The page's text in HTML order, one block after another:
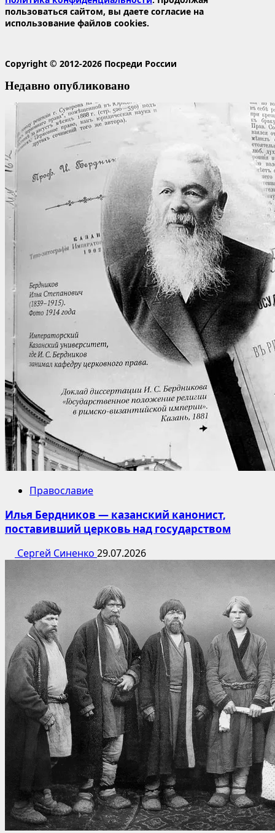
пользоваться сайтом, вы даете согласие на
использование файлов cookies.
Copyright © 2012-2026 Посреди России
Недавно опубликовано
Православие
Илья Бердников — казанский канонист,
поставивший церковь над государством
Сергей Синенко 29.07.2026